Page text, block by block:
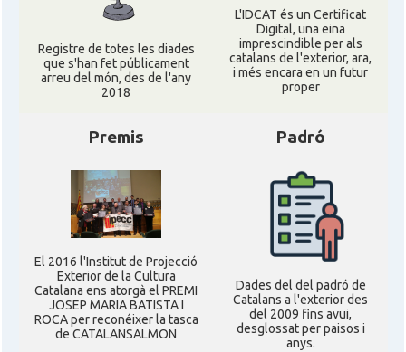
Registre de totes les diades
que s'han fet públicament
arreu del món, des de l'any
2018
L'IDCAT és un Certificat
Digital, una eina
imprescindible per als
catalans de l'exterior, ara,
i més encara en un futur
proper
Premis
El 2016 l'Institut de Projecció
Exterior de la Cultura
Catalana ens atorgà el PREMI
JOSEP MARIA BATISTA I
ROCA per reconéixer la tasca
de CATALANSALMON
Padró
Dades del del padró de
Catalans a l'exterior des
del 2009 fins avui,
desglossat per paisos i
anys.